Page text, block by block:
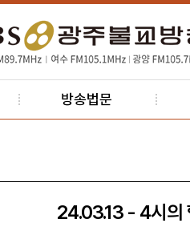
방송법문
24.03.13 - 4시의